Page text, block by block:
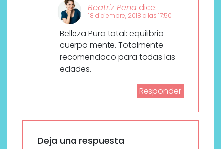
Beatriz Peña dice:
18 diciembre, 2018 a las 17:50
Belleza Pura total: equilibrio
cuerpo mente. Totalmente
recomendado para todas las
edades.
Responder
Deja una respuesta